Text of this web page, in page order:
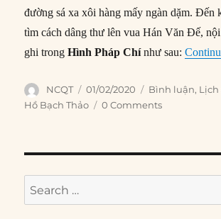
đường sá xa xôi hàng mấy ngàn dặm. Đến
tìm cách dâng thư lên vua Hán Văn Đế,
ghi trongHình Pháp Chínhư sau:
Author
NCQT
Posted
on
01/02/2020 Categories
Bình luận, Lịch
Hồ Bạch Thảo
0 Comments
Search
for: